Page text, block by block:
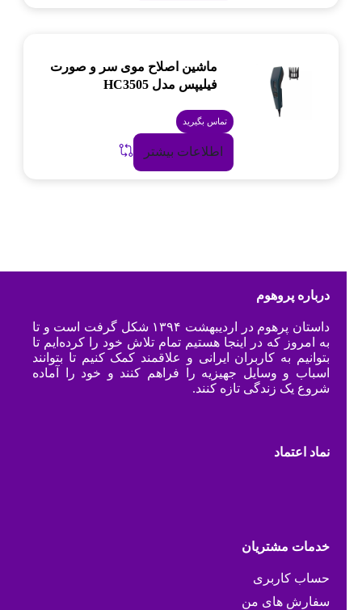
ماشین اصلاح موی سر و صورت
فیلیپس مدل HC3505
تماس بگیرید
اطلاعات بیشتر
درباره پروهوم
داستان پرهوم در اردیبهشت ۱۳۹۴ شکل گرفت است و تا
به امروز که در اینجا هستیم تمام تلاش خود را کرده‌ایم تا
بتوانیم به کاربران ایرانی و علاقمند کمک کنیم تا بتوانند
اسباب و وسایل جهیزیه را فراهم کنند و خود را آماده
شروع یک زندگی تازه کنند.
نماد اعتماد
خدمات مشتریان
حساب کاربری
سفارش های من